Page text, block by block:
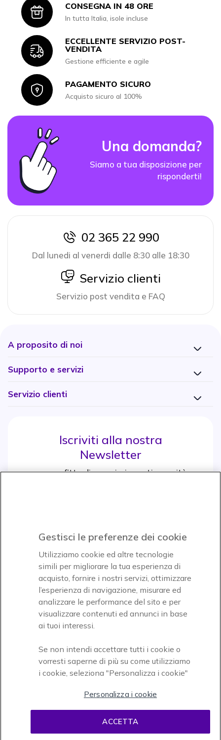
IconCONSEGNA IN 48 ORE
In tutta Italia, isole incluse
Icon
ECCELLENTE SERVIZIO POST-
VENDITA
Gestione efficiente e agile
IconPAGAMENTO SICURO
Acquisto sicuro al 100%
Una domanda?
Siamo a tua disposizione per
risponderti!
icon
02 365 22 990
Dal lunedi al venerdi dalle 8:30 alle 18:30
icon
Servizio clienti
Servizio post vendita e FAQ
A proposito di noi
Supporto e servizi
Servizio clienti
Iscriviti alla nostra
Newsletter
e approfitta di maggiori sconti e novità
Icon
Icon
Paga facilmente ed in assoluta sicurezza
Accettiamo
Gestisci le preferenze dei cookie
Utilizziamo cookie ed altre tecnologie
simili per migliorare la tua esperienza di
acquisto, fornire i nostri servizi, ottimizzare
l’esperienza di navigazione, misurare ed
analizzare le performance del sito e per
visualizzare contenuti ed annunci in base
ai tuoi interessi.
Se non intendi accettare tutti i cookie o
vorresti saperne di più su come utilizziamo
i cookie, seleziona "Personalizza i cookie"
Personalizza i cookie
ACCETTA